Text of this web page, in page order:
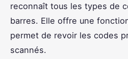
reconnaît tous les types de
barres. Elle offre une
permet de revoir les codes
scannés.